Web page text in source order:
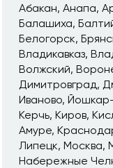
Абакан Анапа
Балашиха
Белогорск
Владикавказ
Волжский
Димитровград
Иваново
Керчь Киров
Амуре
Липецк Москва
Набережные